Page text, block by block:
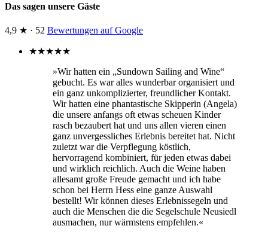
Das sagen unsere Gäste
4,9 ★ · 52 Bewertungen auf Google
★★★★★
»Wir hatten ein „Sundown Sailing and Wine“
gebucht. Es war alles wunderbar organisiert und
ein ganz unkomplizierter, freundlicher Kontakt.
Wir hatten eine phantastische Skipperin (Angela)
die unsere anfangs oft etwas scheuen Kinder
rasch bezaubert hat und uns allen vieren einen
ganz unvergessliches Erlebnis bereitet hat. Nicht
zuletzt war die Verpflegung köstlich,
hervorragend kombiniert, für jeden etwas dabei
und wirklich reichlich. Auch die Weine haben
allesamt große Freude gemacht und ich habe
schon bei Herrn Hess eine ganze Auswahl
bestellt! Wir können dieses Erlebnissegeln und
auch die Menschen die die Segelschule Neusiedl
ausmachen, nur wärmstens empfehlen.«